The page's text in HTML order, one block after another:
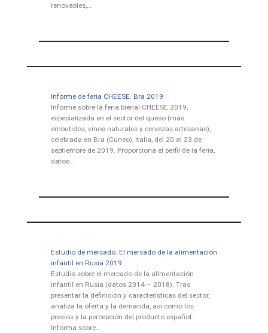
renovables,…
Informe de feria CHEESE. Bra 2019
Informe sobre la feria bienal CHEESE 2019,
especializada en el sector del queso (más
embutidos, vinos naturales y cervezas artesanas),
celebrada en Bra (Cuneo), Italia, del 20 al 23 de
septiembre de 2019. Proporciona el perfil de la feria,
datos…
Estudio de mercado. El mercado de la alimentación
infantil en Rusia 2019
Estudio sobre el mercado de la alimentación
infantil en Rusia (datos 2014 – 2018). Tras
presentar la definición y características del sector,
analiza la oferta y la demanda, así como los
precios y la percepción del producto español.
Informa sobre…